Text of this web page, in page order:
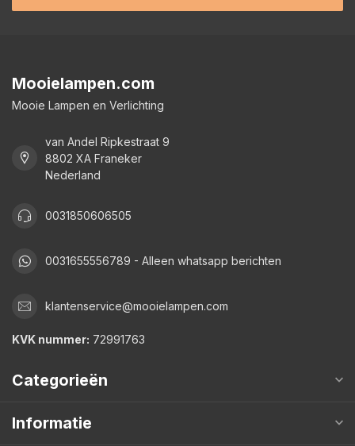
Mooielampen.com
Mooie Lampen en Verlichting
van Andel Ripkestraat 9
8802 XA Franeker
Nederland
0031850606505
0031655556789 - Alleen whatsapp berichten
klantenservice@mooielampen.com
KVK nummer: 72991763
Categorieën
Informatie